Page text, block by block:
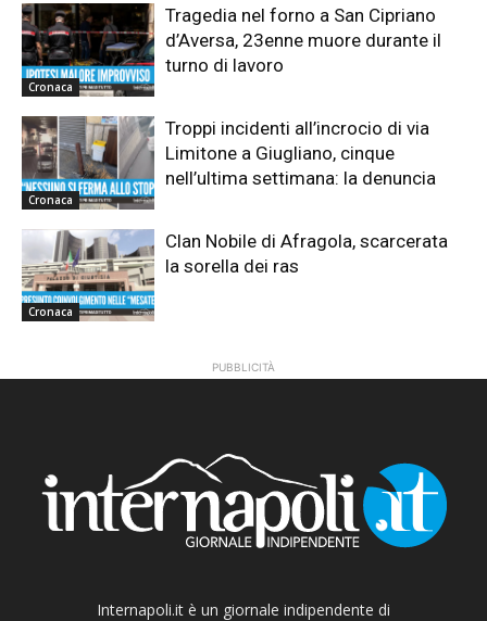
Cronaca
Tragedia nel forno a San Cipriano
d’Aversa, 23enne muore durante il
turno di lavoro
Cronaca
Troppi incidenti all’incrocio di via
Limitone a Giugliano, cinque
nell’ultima settimana: la denuncia
Cronaca
Clan Nobile di Afragola, scarcerata
la sorella dei ras
PUBBLICITÀ
Internapoli.it è un giornale indipendente di